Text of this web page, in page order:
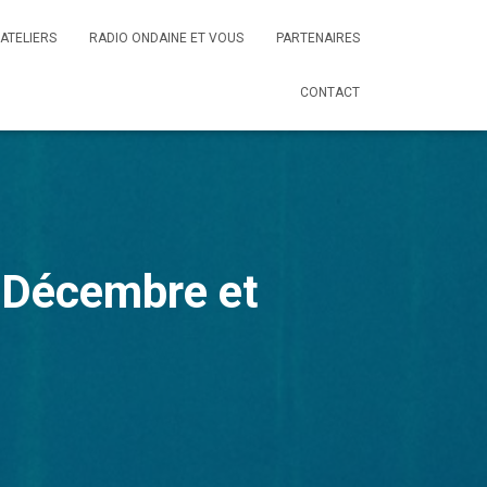
ATELIERS RADIO ONDAINE ET VOUS PARTENAIRES
CONTACT
et